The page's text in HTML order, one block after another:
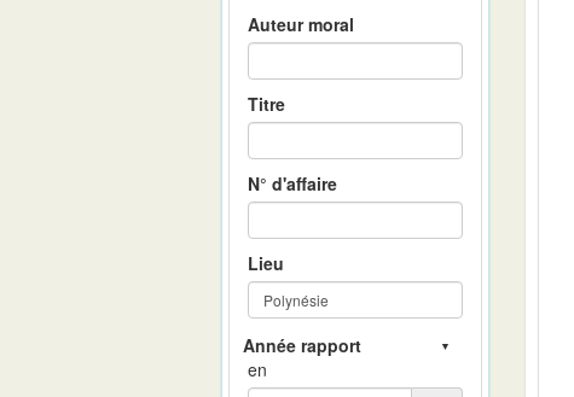
Auteur moral
Titre
N° d'affaire
Lieu
en